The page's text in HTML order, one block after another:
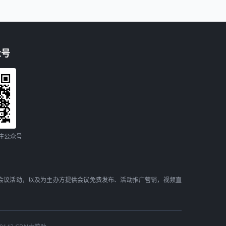
公众号
活动，以及为主办方提供会议免费发布、活动推广营销，视频直